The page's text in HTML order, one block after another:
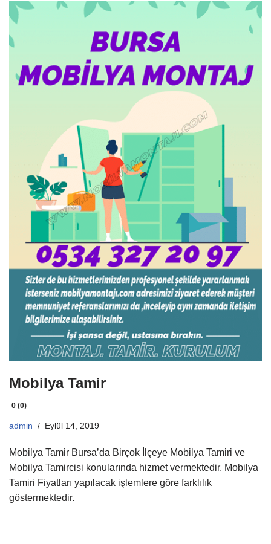
Mobilya Tamir
0 (0)
admin Eylül 14, 2019
Mobilya Tamir Bursa’da Birçok İlçeye Mobilya Tamiri ve
Mobilya Tamircisi konularında hizmet vermektedir. Mobilya
Tamiri Fiyatları yapılacak işlemlere göre farklılık
göstermektedir.